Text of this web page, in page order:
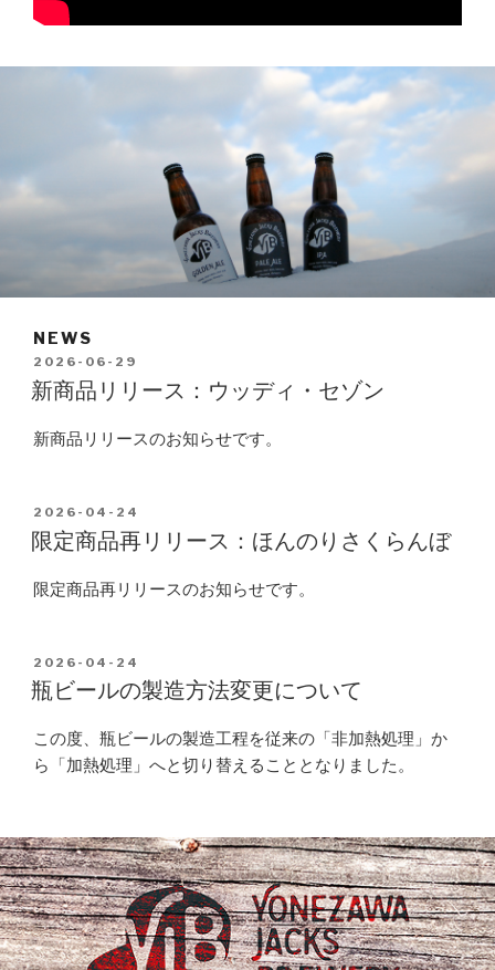
NEWS
POSTED
ON
2026-06-29
新商品リリース：ウッディ・セゾン
新商品リリースのお知らせです。
POSTED
ON
2026-04-24
限定商品再リリース：ほんのりさくらんぼ
限定商品再リリースのお知らせです。
POSTED
ON
2026-04-24
瓶ビールの製造方法変更について
この度、瓶ビールの製造工程を従来の「非加熱処理」か
ら「加熱処理」へと切り替えることとなりました。